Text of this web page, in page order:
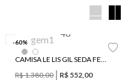
-60%
46
CAMISA LE LIS GIL SEDA FEMININA
R$1.380,00 R$ 552,00